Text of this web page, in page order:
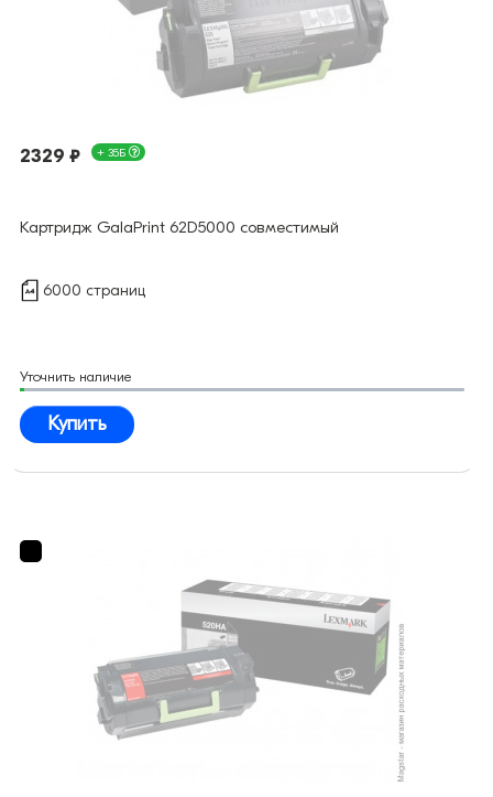
2329 ₽ + 35Б
Картридж GalaPrint 62D5000 совместимый
6000 страниц
Уточнить наличие
Купить